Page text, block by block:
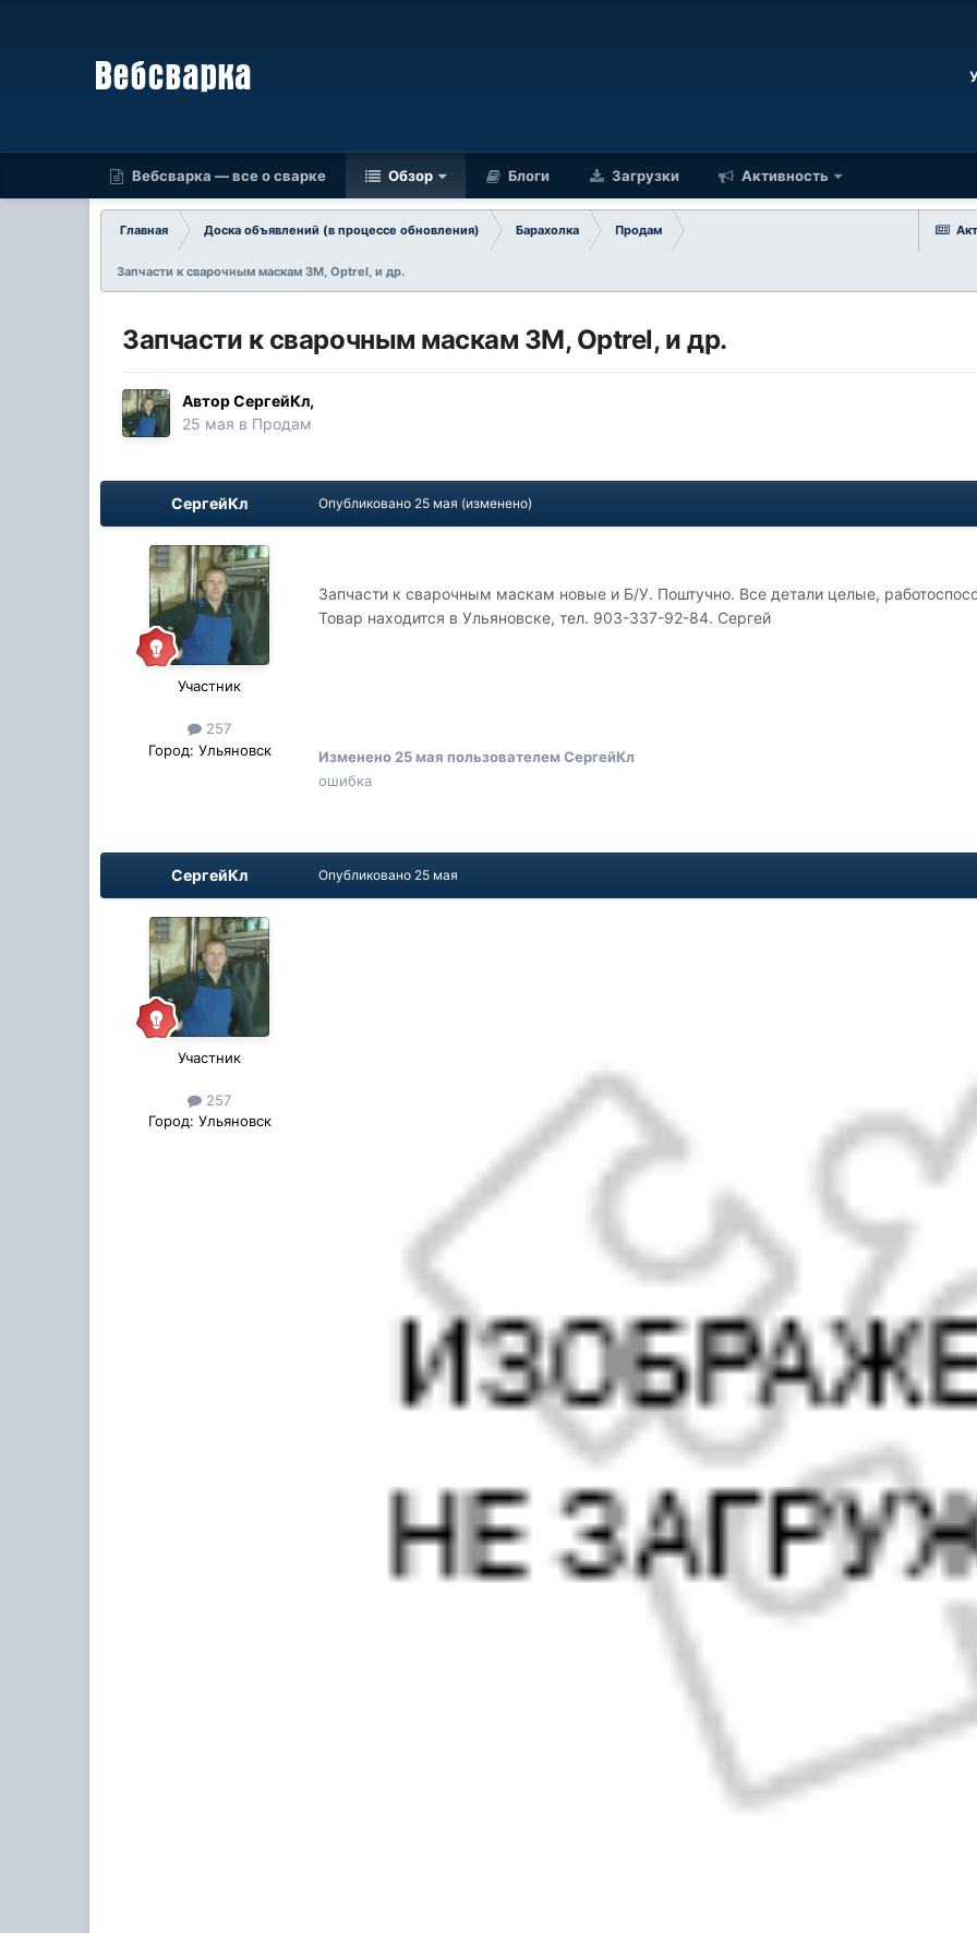
Вебсварка — все о сварке Обзор Блоги Загрузки Активность
Главная Доска объявлений (в процессе обновления) Барахолка Продам
Запчасти к сварочным маскам 3М, Optrel, и др.
Запчасти к сварочным маскам 3М, Optrel, и др.
АвторСергейКл,
25 мая в Продам
СергейКл
Участник
257
Город: Ульяновск
Опубликовано 25 мая (изменено)
Запчасти к сварочным маскам новые и Б/У. Поштучно. Все детали целые,
Товар находится в Ульяновске, тел. 903-337-92-84. Сергей
Изменено25 мая пользователем СергейКл
ошибка
СергейКл
Участник
257
Город: Ульяновск
Опубликовано 25 мая